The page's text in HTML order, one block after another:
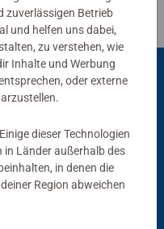
zuverlässigen Betrieb
und helfen uns dabei,
zu verstehen, wie
Inhalte und Werbung
oder externe
dieser Technologien
in Länder außerhalb des
in denen die
Region abweichen